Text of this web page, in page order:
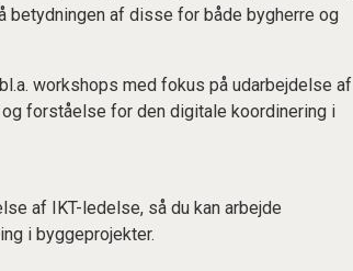
betydningen af disse for både bygherre og
workshops med fokus på udarbejdelse af
forståelse for den digitale koordinering i
af IKT-ledelse, så du kan arbejde
i byggeprojekter.